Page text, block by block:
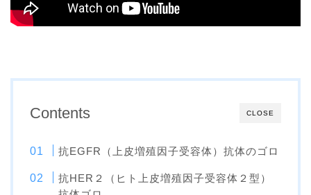
CLOSE
Contents
抗EGFR（上皮増殖因子受容体）抗体のゴロ
抗HER２（ヒト上皮増殖因子受容体２型）